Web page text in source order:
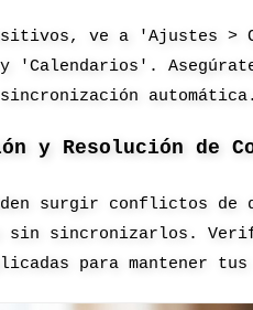
ve a 'Ajustes >
'Calendarios'.
automática.
y Resolución de
surgir conflictos de
sincronizarlos.
para mantener